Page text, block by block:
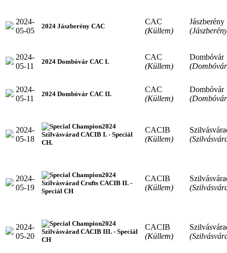
2024-
05-05
2024 Jászberény CAC
CAC
(Küllem)
Jászberény
2024-
05-11
2024 Dombóvár CAC I.
CAC
(Küllem)
Dombóvár
2024-
05-11
2024 Dombóvár CAC II.
CAC
(Küllem)
Dombóvár
2024-
05-18
2024
Szilvásvárad CACIB I. - Speciál
CH.
CACIB
(Küllem)
2024-
05-19
2024
Szilvásvárad Crufts CACIB II. -
Speciál CH
CACIB
(Küllem)
2024-
05-20
2024
Szilvásvárad CACIB III. - Speciál
CH
CACIB
(Küllem)